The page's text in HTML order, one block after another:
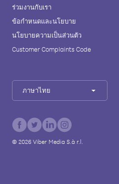
ร่วมงานกับเรา
ข้อกำหนดและนโยบาย
นโยบายความเป็นส่วนตัว
Customer Complaints Code
ภาษาไทย
© 2026Viber Media S.à r.l.